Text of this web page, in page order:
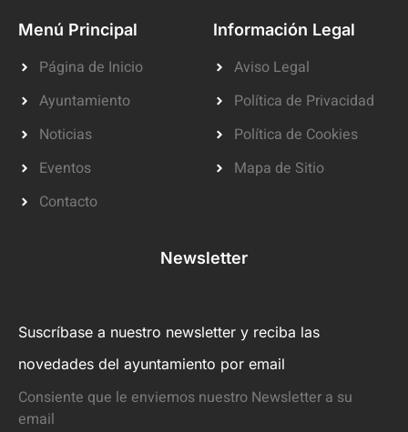
Menú Principal
Página de Inicio
Ayuntamiento
Noticias
Eventos
Contacto
Información Legal
Aviso Legal
Política de Privacidad
Política de Cookies
Mapa de Sitio
Newsletter
Suscríbase a nuestro newsletter y reciba las
novedades del ayuntamiento por email
Consiente que le enviemos nuestro Newsletter a su
email